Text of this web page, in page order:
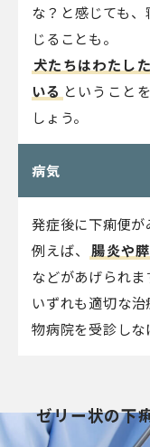
な？と感じても
じることも。
犬たちはわたし
いる ということ
しょう。
病気
発症後に下痢便が
例えば、 腸炎や
などがあげられま
いずれも適切な
物病院を受診しな
ゼリー状の下